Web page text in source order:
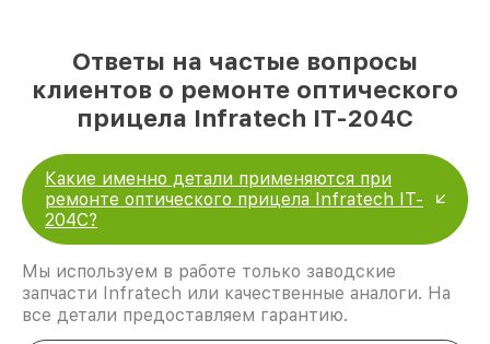
Ответы на частые вопросы
клиентов о ремонте оптического
прицела Infratech IT-204C
Какие именно детали применяются при
ремонте оптического прицела Infratech IT-
204C?
Мы используем в работе только заводские
запчасти Infratech или качественные аналоги. На
все детали предоставляем гарантию.